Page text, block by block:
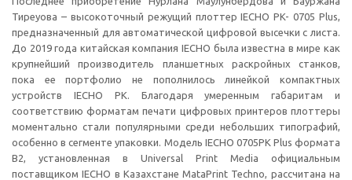
Тиреуова – высокоточный режущий плоттер IECHO PK- 0705 Plus,
предназначенный для автоматической цифровой высечки с листа.
До 2019 года китайская компания IECHO была известна в мире как
крупнейший производитель планшетных раскройных станков,
пока ее портфолио не пополнилось линейкой компактных
устройств IECHO PK. Благодаря умеренным габаритам и
соответствию форматам печати цифровых принтеров плоттеры
моментально стали популярными среди небольших типографий,
особенно в сегменте упаковки. Модель IECHO 0705PK Plus формата
В2, установленная в Universal Print Media официальным
поставщиком IECHO в Казахстане MataPrint Techno, рассчитана на